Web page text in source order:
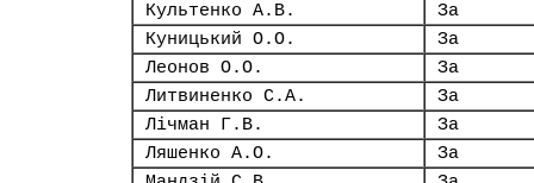
Культенко А.В.
За
Куницький О.О.
За
Леонов О.О.
За
Литвиненко С.А.
За
Лічман Г.В.
За
Ляшенко А.О.
За